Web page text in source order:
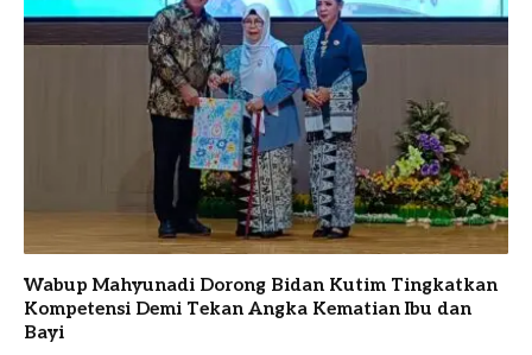
Wabup Mahyunadi Dorong Bidan Kutim Tingkatkan
Kompetensi Demi Tekan Angka Kematian Ibu dan
Bayi